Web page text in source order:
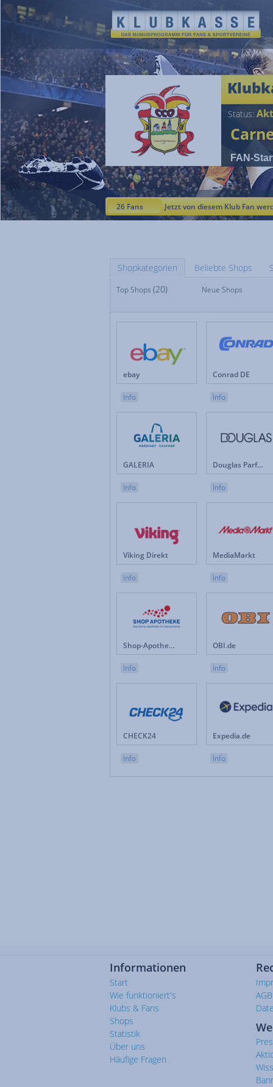
Status:
FAN-
26 Fans Jetzt von diesem Klub Fan
Shopkategorien Beliebte Shops
Top Shops
Apotheken
Baby & Kinder
Blumen
Brillen & Kontaktlinsen
Bücher & Zeitschriften
Büro & Betrieb
Elektronik & Haushaltgeräte
Energieversorger
Versicherungen & Finanzen
Weihnachten
Top Shops (20) Neue Shops
ebay
Info
Conrad DE
Info
GALERIA
Info
Douglas Parfümerie DE
Info
Viking Direkt
Info
MediaMarkt
Info
Shop-Apotheke.com
Info
OBI.de
Info
CHECK24
Info
Expedia.de
Info
Informationen
Start
Wie funktioniert's
Klubs & Fans
Shops
Statistik
Über uns
Häufige Fragen
AGB